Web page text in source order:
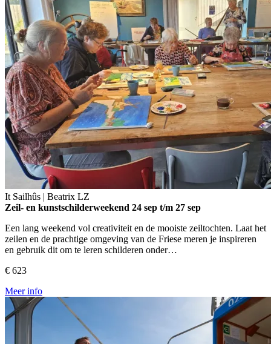
It Sailhûs | Beatrix LZ
Zeil- en kunstschilderweekend 24 sep t/m 27 sep
Een lang weekend vol creativiteit en de mooiste zeiltochten. Laat het
zeilen en de prachtige omgeving van de Friese meren je inspireren
en gebruik dit om te leren schilderen onder…
€ 623
Meer info